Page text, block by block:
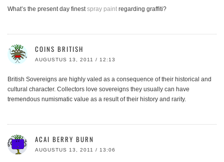
What’s the present day finestspray paint regarding graffiti?
COINS BRITISH
AUGUSTUS 13, 2011 / 12:13
British Sovereigns are highly valed as a consequence of their historical and
cultural character. Collectors love sovereigns they usually can have
tremendous numismatic value as a result of their history and rarity.
ACAI BERRY BURN
AUGUSTUS 13, 2011 / 13:06